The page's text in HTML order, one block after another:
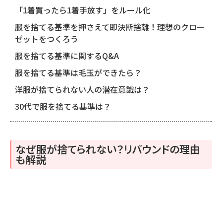
「1着買ったら1着手放す」をルール化
服を捨てる基準を押さえて即決断捨離！理想のクロー
ゼットをつくろう
服を捨てる基準に関するQ&A
服を捨てる基準は毛玉ができたら？
洋服が捨てられない人の潜在意識は？
30代で服を捨てる基準は？
なぜ服が捨てられない？リバウンドの理由
も解説